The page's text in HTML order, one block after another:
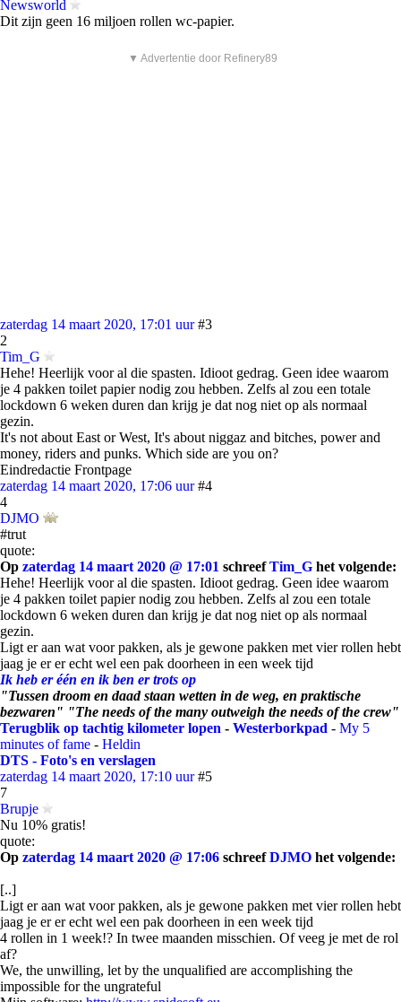
Newsworld
Dit zijn geen 16 miljoen rollen wc-papier.
▼ Advertentie door Refinery89
zaterdag 14 maart 2020, 17:01 uur #3
2
Tim_G
Hehe! Heerlijk voor al die spasten. Idioot gedrag. Geen idee waarom
je 4 pakken toilet papier nodig zou hebben. Zelfs al zou een totale
lockdown 6 weken duren dan krijg je dat nog niet op als normaal
gezin.
It's not about East or West, It's about niggaz and bitches, power and
money, riders and punks. Which side are you on?
Eindredactie Frontpage
zaterdag 14 maart 2020, 17:06 uur #4
4
DJMO
#trut
quote:
Op zaterdag 14 maart 2020 @ 17:01 schreefTim_G het volgende:
Hehe! Heerlijk voor al die spasten. Idioot gedrag. Geen idee waarom
je 4 pakken toilet papier nodig zou hebben. Zelfs al zou een totale
lockdown 6 weken duren dan krijg je dat nog niet op als normaal
gezin.
Ligt er aan wat voor pakken, als je gewone pakken met vier rollen hebt
jaag je er er echt wel een pak doorheen in een week tijd
Ik heb er één en ik ben er trots op
"Tussen droom en daad staan wetten in de weg, en praktische
bezwaren" "The needs of the many outweigh the needs of the crew"
Terugblik op tachtig kilometer lopen - Westerborkpad - My 5
minutes of fame - Heldin
DTS - Foto's en verslagen
zaterdag 14 maart 2020, 17:10 uur #5
7
Brupje
Nu 10% gratis!
quote:
Op zaterdag 14 maart 2020 @ 17:06 schreefDJMO het volgende:
[..]
Ligt er aan wat voor pakken, als je gewone pakken met vier rollen hebt
jaag je er er echt wel een pak doorheen in een week tijd
4 rollen in 1 week!? In twee maanden misschien. Of veeg je met de rol
af?
We, the unwilling, let by the unqualified are accomplishing the
impossible for the ungrateful